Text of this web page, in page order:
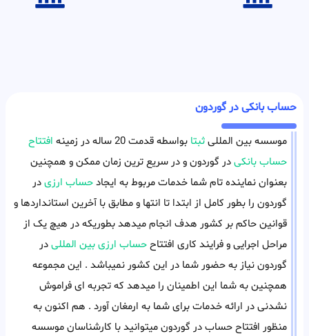
حساب بانکی در گوردون
موسسه بین المللیثبتا بواسطه قدمت 20 ساله در زمینه
افتتاح
حساب بانکیدر گوردون و در سریع ترین زمان ممکن و همچنین
بعنوان نماینده تام شما خدمات مربوط به ایجادحساب ارزیدر
گوردون را بطور کامل از ابتدا تا انتها و مطابق با آخرین استانداردها و
قوانین حاکم بر کشور هدف انجام میدهد بطوریکه در هیچ یک از
مراحل اجرایی و فرایند کاری افتتاححساب ارزی بین المللیدر
گوردون نیاز به حضور شما در این کشور نمیباشد . این مجموعه
همچنین به شما این اطمینان را میدهد که تجربه ای فراموش
نشدنی در ارائه خدمات برای شما به ارمغان آورد . هم اکنون به
منظور افتتاح حساب در گوردون میتوانید با کارشناسان موسسه